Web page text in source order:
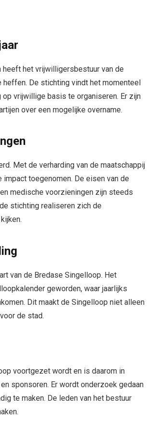
heeft het vrijwilligersbestuur van de
De stichting vindt het momenteel
vrijwillige basis te organiseren. Er zijn
over een mogelijke overname.
Met de verharding van de maatschappij
toegenomen. De eisen van de
medische voorzieningen zijn steeds
stichting realiseren zich de
van de Bredase Singelloop. Het
geworden, waar jaarlijks
Dit maakt de Singelloop niet alleen
de stad.
voortgezet wordt en is daarom in
sponsoren. Er wordt onderzoek gedaan
te maken. De leden van het bestuur